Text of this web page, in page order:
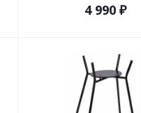
4 990₽